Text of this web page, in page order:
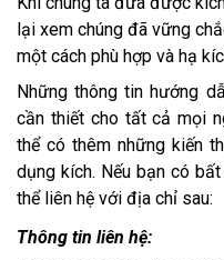
lại xem chúng đã vững
một cách phù hợp và hạ
Những thông tin hướng
cần thiết cho tất cả mọi
thể có thêm những kiến
dụng kích. Nếu bạn có
thể liên hệ với địa chỉ sau:
Thông tin liên hệ: